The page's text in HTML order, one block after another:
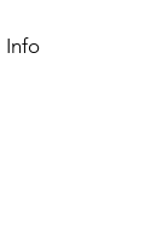
Info